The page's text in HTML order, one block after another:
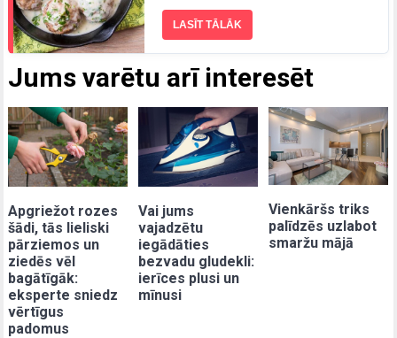
Jums varētu arī interesēt
Apgriežot rozes
šādi, tās lieliski
pārziemos un
ziedēs vēl
bagātīgāk:
eksperte sniedz
vērtīgus
padomus
Vai jums
vajadzētu
iegādāties
bezvadu gludekli:
ierīces plusi un
mīnusi
Vienkāršs triks
palīdzēs uzlabot
smaržu mājā
LASĪT TĀLĀK